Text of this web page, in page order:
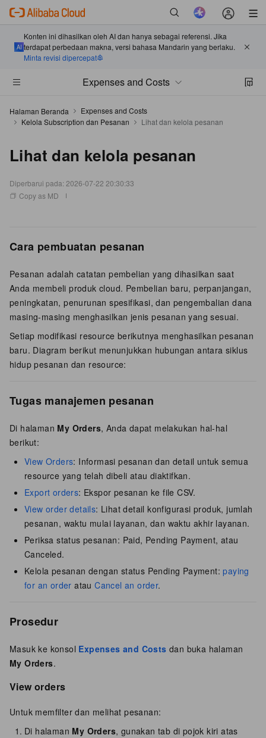
Konten ini dihasilkan oleh AI dan hanya sebagai referensi. Jika
terdapat perbedaan makna, versi bahasa Mandarin yang berlaku.
Minta revisi dipercepat
Expenses and Costs
Halaman Beranda
Expenses and Costs
Kelola Subscription dan Pesanan
Lihat dan kelola pesanan
Lihat dan kelola pesanan
Diperbarui pada: 2026-07-22 20:30:33
Copy as MD
Cara pembuatan pesanan
Pesanan adalah catatan pembelian yang dihasilkan saat
Anda membeli produk cloud. Pembelian baru, perpanjangan,
peningkatan, penurunan spesifikasi, dan pengembalian dana
masing-masing menghasilkan jenis pesanan yang sesuai.
Setiap modifikasi resource berikutnya menghasilkan pesanan
baru. Diagram berikut menunjukkan hubungan antara siklus
hidup pesanan dan resource:
Tugas manajemen pesanan
Di halaman My Orders, Anda dapat melakukan hal-hal
berikut:
View Orders: Informasi pesanan dan detail untuk semua
resource yang telah dibeli atau diaktifkan.
Export orders: Ekspor pesanan ke file CSV.
View order details: Lihat detail konfigurasi produk, jumlah
pesanan, waktu mulai layanan, dan waktu akhir layanan.
Periksa status pesanan: Paid, Pending Payment, atau
Canceled.
Kelola pesanan dengan status Pending Payment:paying
for an order atauCancel an order.
Prosedur
Masuk ke konsol Expenses and Costs dan buka halaman
My Orders.
View orders
Untuk memfilter dan melihat pesanan:
Di halaman My Orders, gunakan tab di pojok kiri atas